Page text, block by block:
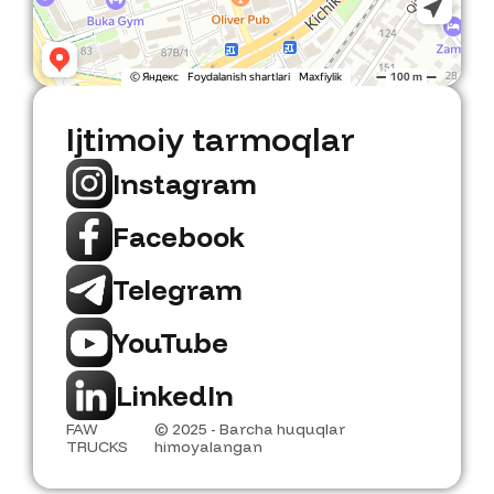
Ijtimoiy tarmoqlar
Instagram
Facebook
Telegram
YouTube
LinkedIn
FAW
TRUCKS
© 2025 - Barcha huquqlar
himoyalangan